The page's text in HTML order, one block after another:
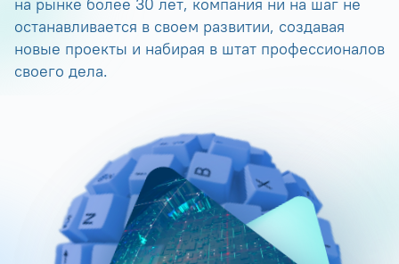
останавливается в своем развитии, создавая
новые проекты и набирая в штат профессионалов
своего дела.